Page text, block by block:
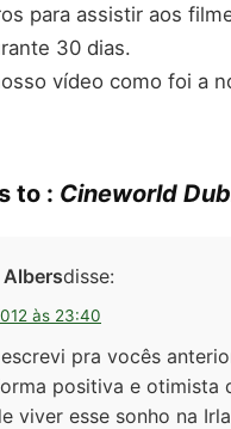
para assistir aos
30 dias.
vídeo como foi a
to : Cineworld
disse:
às 23:40
pra vocês
positiva e otimista
viver esse sonho na